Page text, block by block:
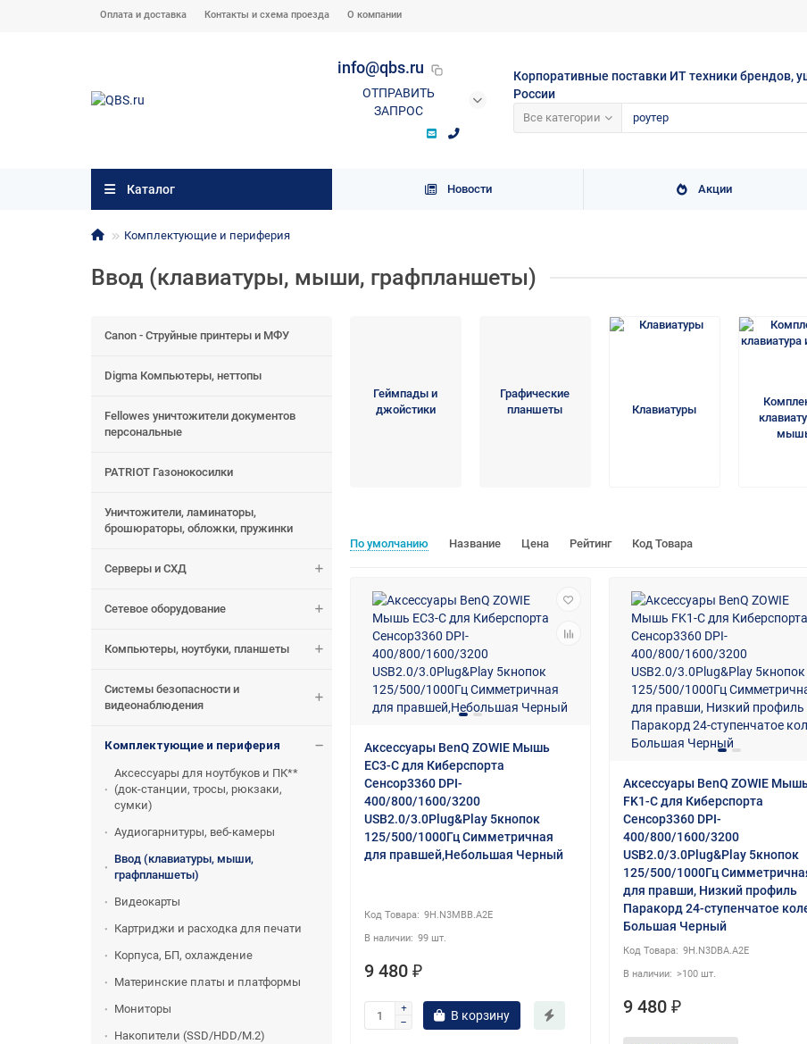
Оплата и доставка Контакты и схема проезда О компании
Корпоративные поставки ИТ техники брендов,
России
Все категории
info@qbs.ru
ОТПРАВИТЬ
ЗАПРОС
Каталог Новости Акции
Комплектующие и периферия
Ввод (клавиатуры, мыши, графпланшеты)
Canon - Струйные принтеры и МФУ
Digma Компьютеры, неттопы
Fellowes уничтожители документов
персональные
PATRIOT Газонокосилки
Уничтожители, ламинаторы,
брошюраторы, обложки, пружинки
Серверы и СХД
Сетевое оборудование
Компьютеры, ноутбуки, планшеты
Системы безопасности и
видеонаблюдения
Комплектующие и периферия
Аксессуары для ноутбуков и ПК**
(док-станции, тросы, рюкзаки,
сумки)
Аудиогарнитуры, веб-камеры
Ввод (клавиатуры, мыши,
графпланшеты)
Видеокарты
Картриджи и расходка для печати
Корпуса, БП, охлаждение
Материнские платы и платформы
Мониторы
Накопители (SSD/HDD/M.2)
Геймпады и
джойстики
Графические
планшеты
Клавиатуры
По умолчанию Название Цена Рейтинг Код Товара
Аксессуары BenQ ZOWIE Мышь
EC3-C для Киберспорта
Сенсор3360 DPI-
400/800/1600/3200
USB2.0/3.0Plug&Play 5кнопок
125/500/1000Гц Симметричная
для правшей,Небольшая Черный
9H.N3MBB.A2E
99 шт.
9 480 ₽
В корзину
Аксессуары BenQ ZOWIE
FK1-C для Киберспорта
Сенсор3360 DPI-
400/800/1600/3200
USB2.0/3.0Plug&Play 5кнопок
125/500/1000Гц
для правши, Низкий профиль
Паракорд 24-ступенчатое
Большая Черный
9H.N3DBA.A2E
>100 шт.
9 480 ₽